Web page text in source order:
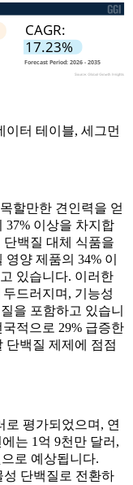
이터 테이블, 세그먼
할만한 견인력을 얻
37% 이상을 차지합
단백질 대체 식품을
양 제품의 34% 이
있습니다. 이러한
드러지며, 기능성
을 포함하고 있습니
적으로 29% 급증한
단백질 제제에 점점
로 평가되었으며, 연
는 1억 9천만 달러,
로 예상됩니다.
성 단백질로 전환하